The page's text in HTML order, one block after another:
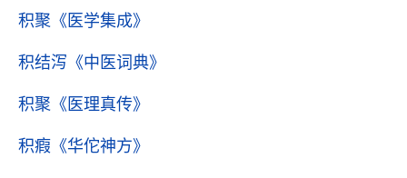
积聚 《医学集成》
积结泻 《中医词典》
积聚 《医理真传》
积瘕 《华佗神方》